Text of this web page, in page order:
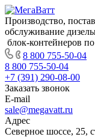
Производство,
обслуживание
блок-контейнеров
8 800 755-50-04
8 800 755-50-04
+7 (391) 290-08-00
Заказать звонок
E-mail
sale@megavatt.ru
Адрес
Северное шоссе, 25,